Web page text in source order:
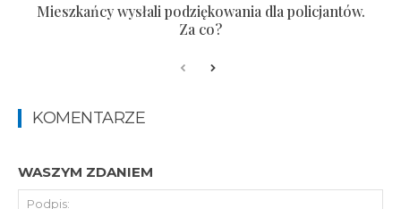
Mieszkańcy wysłali podziękowania dla policjantów.
Za co?
KOMENTARZE
WASZYM ZDANIEM